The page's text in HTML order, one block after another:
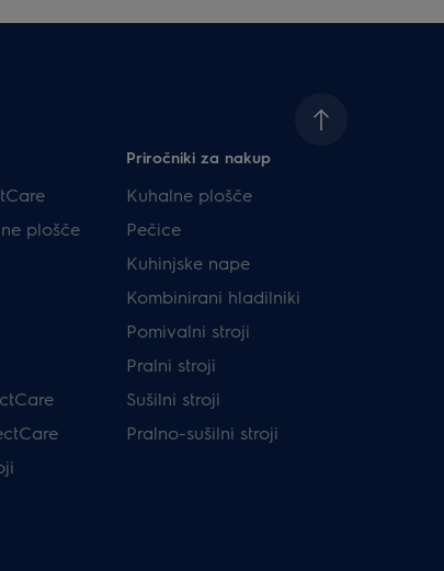
plošče
Priročniki za nakup
Kuhalne plošče
Pečice
Kuhinjske nape
Kombinirani hladilniki
Pomivalni stroji
Pralni stroji
Sušilni stroji
Pralno-sušilni stroji